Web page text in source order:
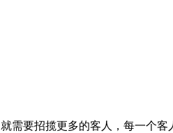
要招揽更多的客人，每一个客